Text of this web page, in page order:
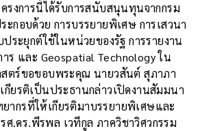
รงการนี้ได้รับการสนับสนุนทุนจากกรม
กอบด้วย การบรรยายพิเศษ การเสวนา
ระยุกต์ใช้ในหน่วยของรัฐ การรายงาน
ร และ Geospatial Technology ใน
ตร์ขอขอบพระคุณ นายวสันต์ สุภาภา
กียรติเป็นประธานกล่าวเปิดงานสัมมนา
ากรที่ให้เกียรติมาบรรยายพิเศษและ
ศ.ดร.พีรพล เวทีกูล ภาควิชาวิศวกรรม